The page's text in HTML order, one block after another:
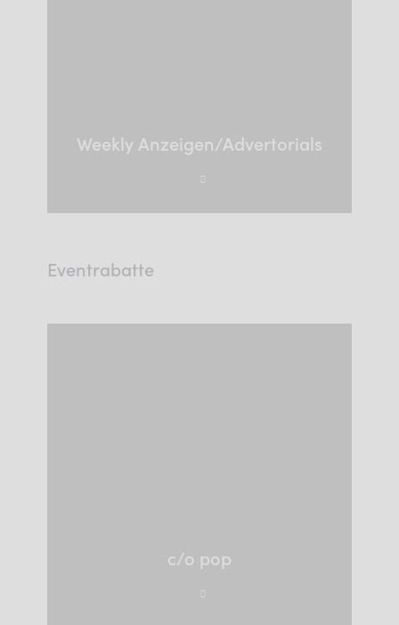
Weekly Anzeigen/Advertorials
Eventrabatte
c/o pop